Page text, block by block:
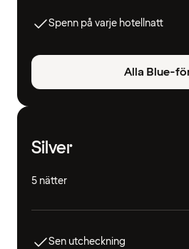
Spenn på varje hotellnatt
Alla Blue-
Silver
5 nätter
Sen utcheckning